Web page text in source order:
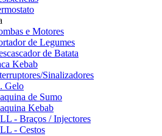
e Motores
de Legumes
de Batata
Kebab
Sinalizadores
Gelo
de Sumo
Kebab
- Braços / Injectores
- Cestos